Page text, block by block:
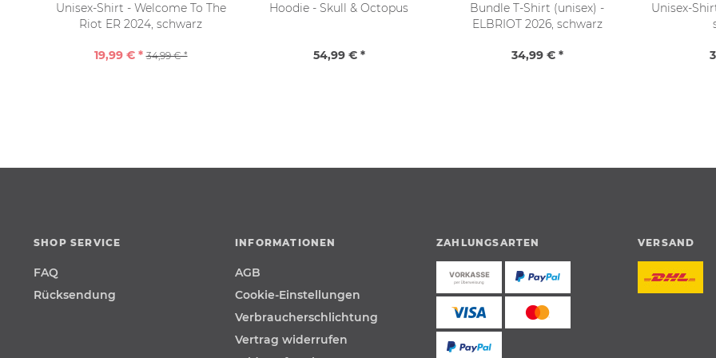
Unisex-Shirt - Welcome To The
Riot ER 2024, schwarz
19,99 € * 34,99 € *
Hoodie - Skull & Octopus
54,99 € *
Bundle T-Shirt (unisex) -
ELBRIOT 2026, schwarz
34,99 € *
Unisex-
SHOP SERVICE
FAQ
Rücksendung
INFORMATIONEN
AGB
Cookie-Einstellungen
Verbraucherschlichtung
Vertrag widerrufen
ZAHLUNGSARTEN VERSAND